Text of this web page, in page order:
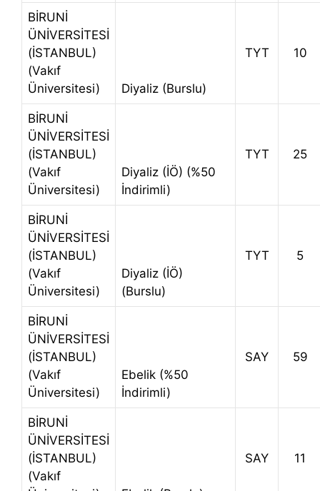
BİRUNİ
ÜNİVERSİTESİ
(İSTANBUL)
(Vakıf
Üniversitesi)
Diyaliz (Burslu)
TYT 10
BİRUNİ
ÜNİVERSİTESİ
(İSTANBUL)
(Vakıf
Üniversitesi)
Diyaliz (İÖ) (%50
İndirimli)
TYT 25
BİRUNİ
ÜNİVERSİTESİ
(İSTANBUL)
(Vakıf
Üniversitesi)
Diyaliz (İÖ)
(Burslu)
TYT 5
BİRUNİ
ÜNİVERSİTESİ
(İSTANBUL)
(Vakıf
Üniversitesi)
Ebelik (%50
İndirimli)
SAY 59
BİRUNİ
ÜNİVERSİTESİ
(İSTANBUL)
(Vakıf
SAY 11